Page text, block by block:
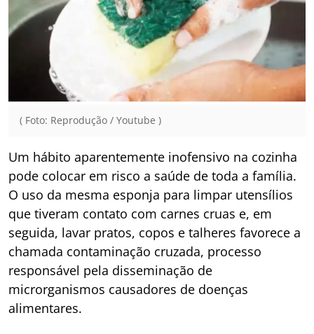
( Foto: Reprodução / Youtube )
Um hábito aparentemente inofensivo na cozinha
pode colocar em risco a saúde de toda a família.
O uso da mesma esponja para limpar utensílios
que tiveram contato com carnes cruas e, em
seguida, lavar pratos, copos e talheres favorece a
chamada contaminação cruzada, processo
responsável pela disseminação de
microrganismos causadores de doenças
alimentares.